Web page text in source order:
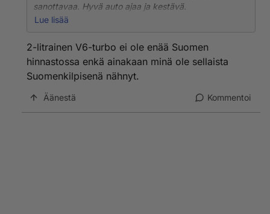
sanottavaa. Hyvä auto ajaa ja kestävä.
Jos jotain negatiivista pitäisi hakea, niin ehkä muotoilu
malleihin).
V6 2.0 turbo on tulinen kone 166:n nokalla, mutta se
on nykyisistä V-moottoreistä teknisesti vanhanaikaisin
ja vapaastihengittävät uudet Alfan V kuutoset
murisevat lupaavasti...
Lue lisää
2-litrainen V6-turbo ei ole enää Suomen
hinnastossa enkä ainakaan minä ole sellaista
Suomenkilpisenä nähnyt.
Äänestä Kommentoi